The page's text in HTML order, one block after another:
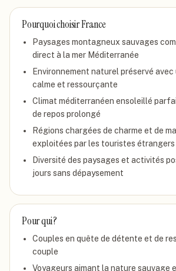
Pourquoi choisirFrance
Paysages montagneux sauvages
direct à la mer Méditerranée
Environnement naturel préservé
calme et ressourçante
Climat méditerranéen ensoleillé
de repos prolongé
Régions chargées de charme et de
exploitées par les touristes étrangers
Diversité des paysages et activités
jours sans dépaysement
Pour qui ?
Couples en quête de détente et de
couple
Voyageurs aimant la nature sauvage